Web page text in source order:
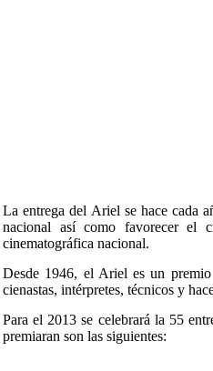
La entrega del Ariel se hace cada
nacional así como favorecer el
cinematográfica nacional.
Desde 1946, el Ariel es un
cienastas, intérpretes, técnicos y
Para el 2013 se celebrará la 55
premiaran son las siguientes: